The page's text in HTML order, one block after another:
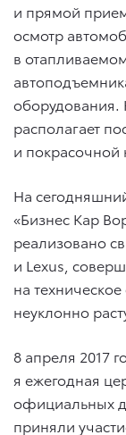
и прямой
осмотр
в
оборудования.
располагает
и покрасочной
На
«Бизнес Кар
реализовано
и Lexus,
на
неуклонно
8 апреля 2017
я ежегодная
официальных
приняли